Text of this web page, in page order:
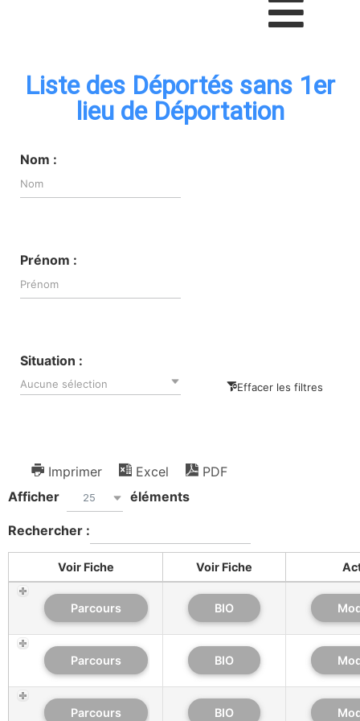
Liste des Déportés sans 1er
lieu de Déportation
Nom :
Prénom :
Situation :
Aucune sélection Effacer les filtres
Imprimer Excel
PDF
Afficher
25 éléments
Rechercher :
Voir Fiche Voir Fiche
Parcours BIO
Parcours BIO
Parcours BIO